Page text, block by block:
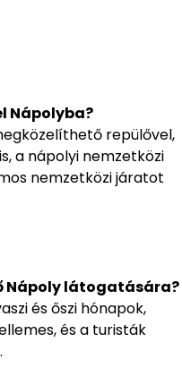
Nápolyba?
repülővel,
a nápolyi nemzetközi
nemzetközi járatot
Nápoly látogatására?
és őszi hónapok,
és a turisták